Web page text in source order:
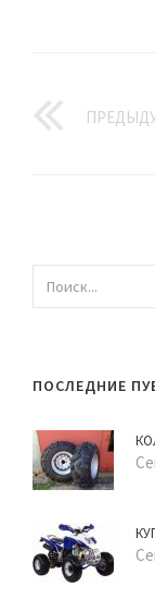
ПОСЛЕДНИЕ